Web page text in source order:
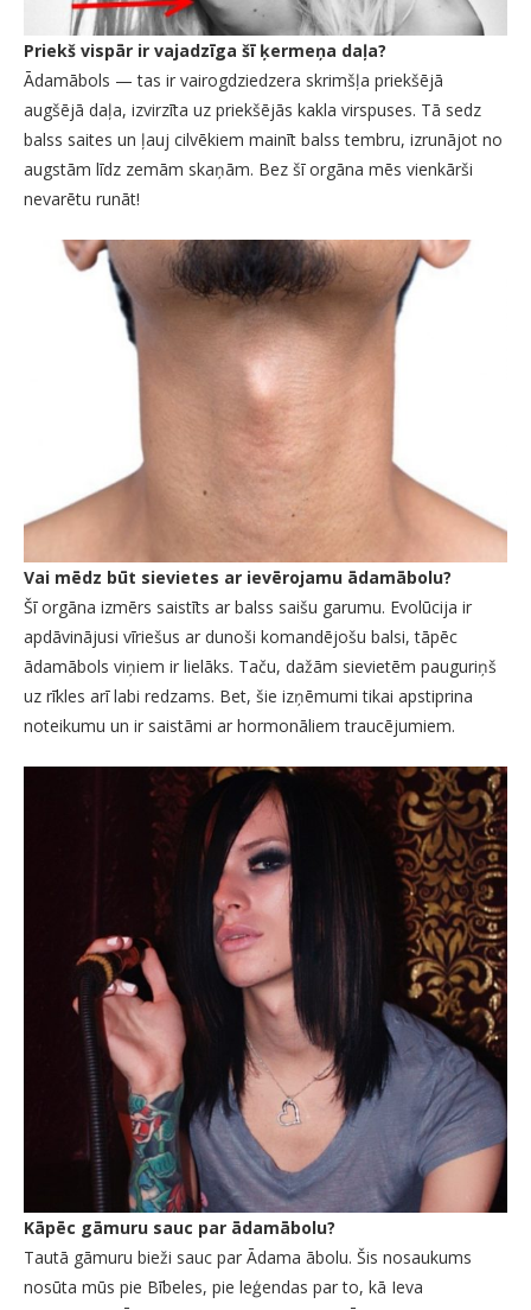
Priekš vispār ir vajadzīga šī ķermeņa daļa?
Ādamābols — tas ir vairogdziedzera skrimšļa priekšējā
augšējā daļa, izvirzīta uz priekšējās kakla virspuses. Tā sedz
balss saites un ļauj cilvēkiem mainīt balss tembru, izrunājot no
augstām līdz zemām skaņām. Bez šī orgāna mēs vienkārši
nevarētu runāt!
Vai mēdz būt sievietes ar ievērojamu ādamābolu?
Šī orgāna izmērs saistīts ar balss saišu garumu. Evolūcija ir
apdāvinājusi vīriešus ar dunoši komandējošu balsi, tāpēc
ādamābols viņiem ir lielāks. Taču, dažām sievietēm pauguriņš
uz rīkles arī labi redzams. Bet, šie izņēmumi tikai apstiprina
noteikumu un ir saistāmi ar hormonāliem traucējumiem.
Kāpēc gāmuru sauc par ādamābolu?
Tautā gāmuru bieži sauc par Ādama ābolu. Šis nosaukums
nosūta mūs pie Bībeles, pie leģendas par to, kā Ieva